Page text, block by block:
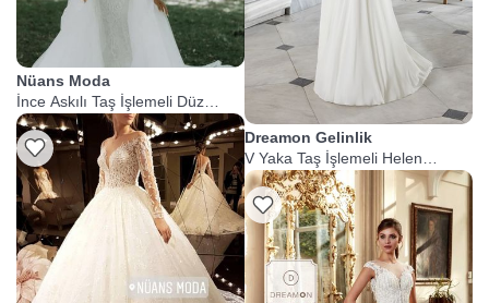
Nüans Moda
İnce Askılı Taş İşlemeli Düz
Kesim Gelinlik
Dreamon Gelinlik
V Yaka Taş İşlemeli Helen
Gelinlik